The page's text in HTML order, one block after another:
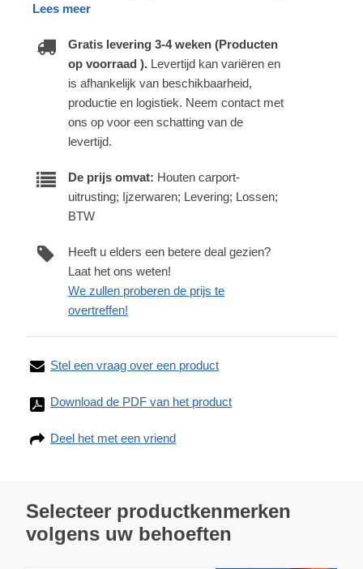
Lees meer
Gratis levering 3-4 weken (Producten
op voorraad ). Levertijd kan variëren en
is afhankelijk van beschikbaarheid,
productie en logistiek. Neem contact met
ons op voor een schatting van de
levertijd.
De prijs omvat: Houten carport-
uitrusting; Ijzerwaren; Levering; Lossen;
BTW
Heeft u elders een betere deal gezien?
Laat het ons weten!
We zullen proberen de prijs te
overtreffen!
Stel een vraag over een product
Download de PDF van het product
Deel het met een vriend
Selecteer productkenmerken
volgens uw behoeften